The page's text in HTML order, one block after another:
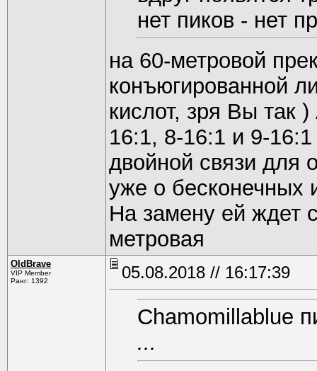
нет пиков - нет
на 60-метровой
конъюгированной
кислот, зря Вы так
16:1, 8-16:1 и 9-
двойной связи для
уже о бесконечных
На замену ей ждет
метровая
OldBrave
VIP Member
Ранг: 1392
05.08.2018 // 16:17:39
Chamomillablue
...